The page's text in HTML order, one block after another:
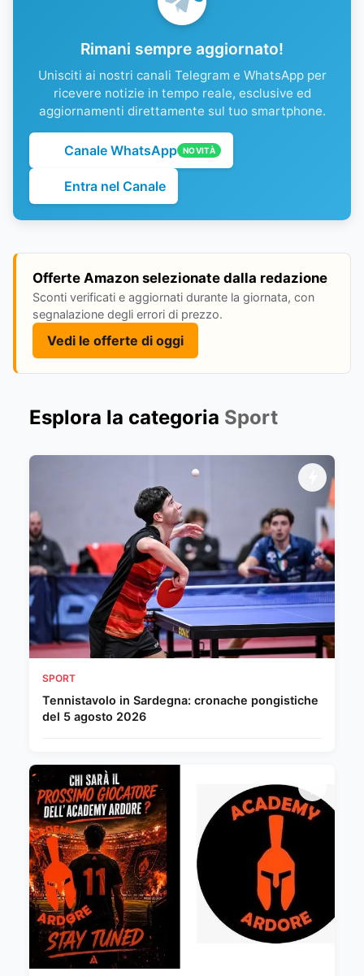
Rimani sempre aggiornato!
Unisciti ai nostri canali Telegram e WhatsApp per
ricevere notizie in tempo reale, esclusive ed
aggiornamenti direttamente sul tuo smartphone.
Canale WhatsApp NOVITÀ
Entra nel Canale
Offerte Amazon selezionate dalla redazione
Sconti verificati e aggiornati durante la giornata, con
segnalazione degli errori di prezzo.
Vedi le offerte di oggi
Esplora la categoria Sport
SPORT
Tennistavolo in Sardegna: cronache pongistiche
del 5 agosto 2026